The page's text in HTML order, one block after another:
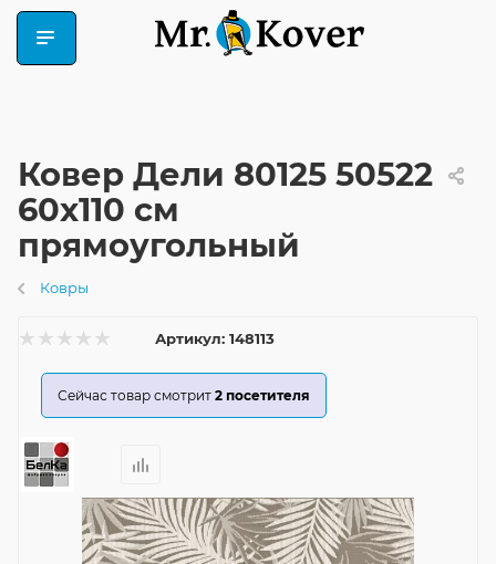
Ковер Дели 80125 50522
60x110 см
прямоугольный
Ковры
Артикул: 148113
Сейчас товар смотрит 2 посетителя